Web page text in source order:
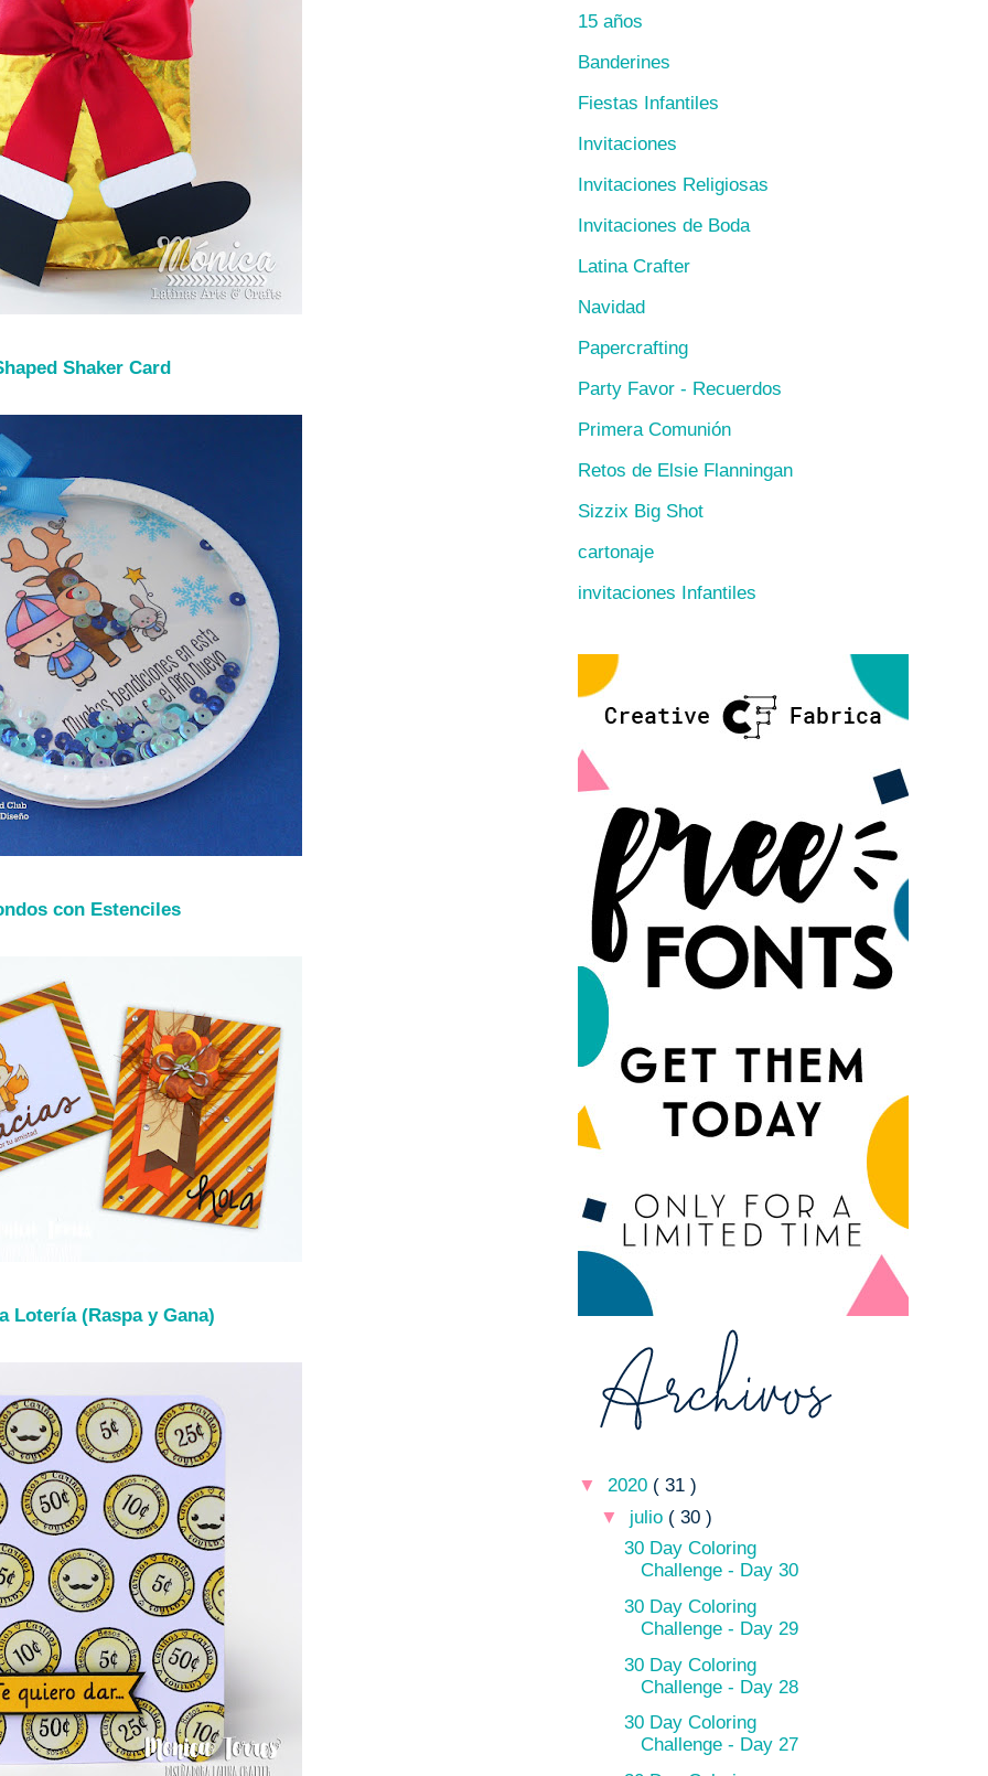
Shaker Card
con Estenciles
Lotería (Raspa y Gana)
15 años
Banderines
Fiestas Infantiles
Invitaciones
Invitaciones Religiosas
Invitaciones de Boda
Latina Crafter
Navidad
Papercrafting
Party Favor - Recuerdos
Primera Comunión
Retos de Elsie Flanningan
Sizzix Big Shot
cartonaje
invitaciones Infantiles
▼ 2020 ( 31 )
▼ julio ( 30 )
30 Day Coloring
Challenge - Day 30
30 Day Coloring
Challenge - Day 29
30 Day Coloring
Challenge - Day 28
30 Day Coloring
Challenge - Day 27